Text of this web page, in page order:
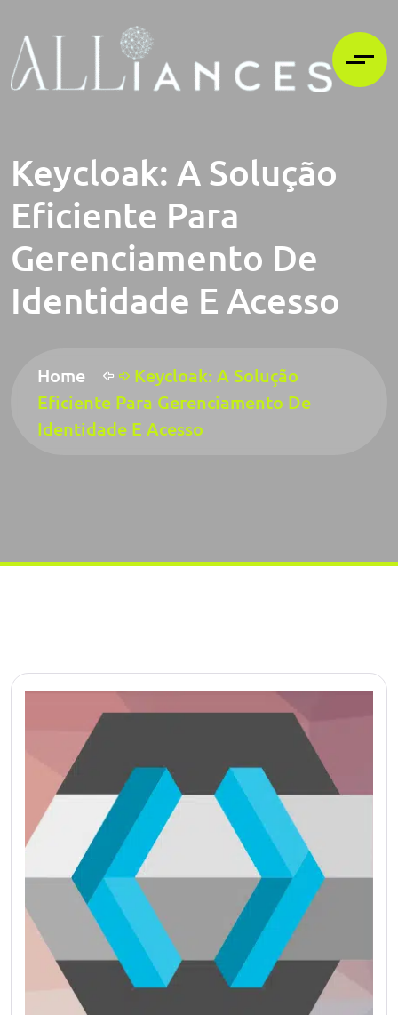
Keycloak: A Solução
Eficiente Para
Gerenciamento De
Identidade E Acesso
Home
Keycloak: A Solução
Eficiente Para Gerenciamento De
Identidade E Acesso